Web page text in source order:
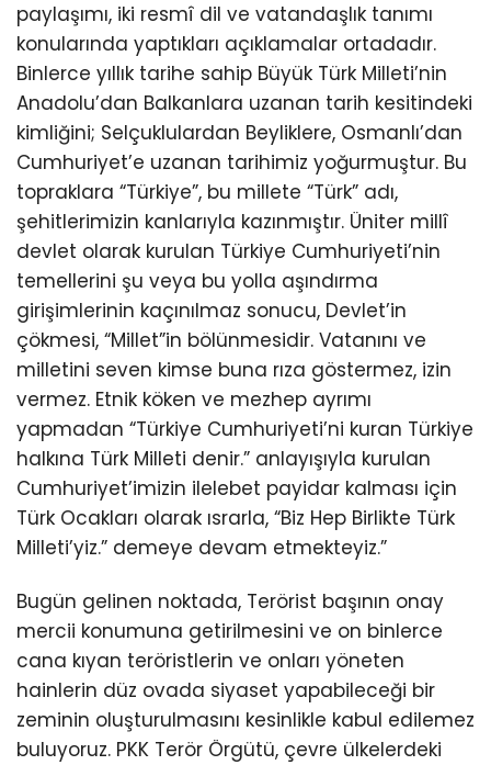
paylaşımı, iki resmî dil ve vatandaşlık tanımı
konularında yaptıkları açıklamalar ortadadır.
Binlerce yıllık tarihe sahip Büyük Türk Milleti’nin
Anadolu’dan Balkanlara uzanan tarih kesitindeki
kimliğini; Selçuklulardan Beyliklere, Osmanlı’dan
Cumhuriyet’e uzanan tarihimiz yoğurmuştur. Bu
topraklara “Türkiye”, bu millete “Türk” adı,
şehitlerimizin kanlarıyla kazınmıştır. Üniter millî
devlet olarak kurulan Türkiye Cumhuriyeti’nin
temellerini şu veya bu yolla aşındırma
girişimlerinin kaçınılmaz sonucu, Devlet’in
çökmesi, “Millet”in bölünmesidir. Vatanını ve
milletini seven kimse buna rıza göstermez, izin
vermez. Etnik köken ve mezhep ayrımı
yapmadan “Türkiye Cumhuriyeti’ni kuran Türkiye
halkına Türk Milleti denir.” anlayışıyla kurulan
Cumhuriyet’imizin ilelebet payidar kalması için
Türk Ocakları olarak ısrarla, “Biz Hep Birlikte Türk
Milleti’yiz.” demeye devam etmekteyiz.”
Bugün gelinen noktada, Terörist başının onay
mercii konumuna getirilmesini ve on binlerce
cana kıyan teröristlerin ve onları yöneten
hainlerin düz ovada siyaset yapabileceği bir
zeminin oluşturulmasını kesinlikle kabul edilemez
buluyoruz. PKK Terör Örgütü, çevre ülkelerdeki